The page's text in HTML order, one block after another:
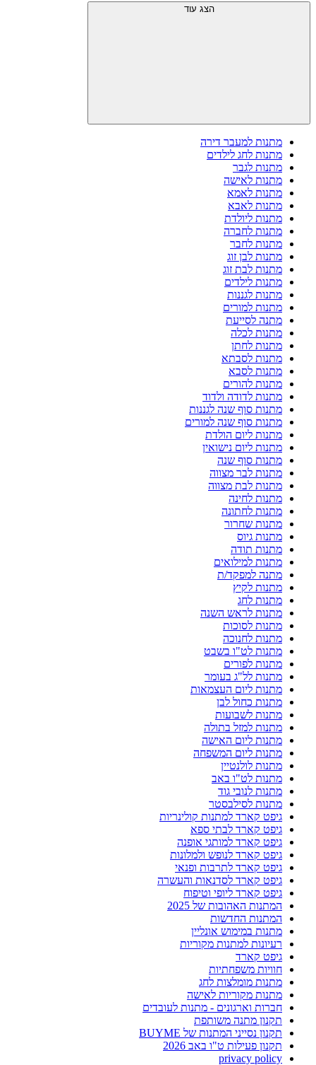
הצג עוד
מתנות למעבר דירה
מתנות לחג לילדים
מתנות לגבר
מתנות לאישה
מתנות לאמא
מתנות לאבא
מתנות ליולדת
מתנות לחברה
מתנות לחבר
מתנות לבן זוג
מתנות לבת זוג
מתנות לילדים
מתנות לגננות
מתנות למורים
מתנה לסייעת
מתנות לכלה
מתנות לחתן
מתנות לסבתא
מתנות לסבא
מתנות להורים
מתנות לדודה ולדוד
מתנות סוף שנה לגננות
מתנות סוף שנה למורים
מתנות ליום הולדת
מתנות ליום נישואין
מתנות סוף שנה
מתנות לבר מצווה
מתנות לבת מצווה
מתנות לחינה
מתנות לחתונה
מתנות שחרור
מתנות גיוס
מתנות תודה
מתנות למילואים
מתנה למפקד/ת
מתנות לקיץ
מתנות לחג
מתנות לראש השנה
מתנות לסוכות
מתנות לחנוכה
מתנות לט"ו בשבט
מתנות לפורים
מתנות לל"ג בעומר
מתנות ליום העצמאות
מתנות כחול לבן
מתנות לשבועות
מתנות למזל בתולה
מתנות ליום האישה
מתנות ליום המשפחה
מתנות לולנטיין
מתנות לט"ו באב
מתנות לנובי גוד
מתנות לסילבסטר
גיפט קארד למתנות קולינריות
גיפט קארד לבתי ספא
גיפט קארד למותגי אופנה
גיפט קארד לנופש ולמלונות
גיפט קארד לתרבות ופנאי
גיפט קארד לסדנאות והעשרה
גיפט קארד ליופי וטיפוח
המתנות האהובות של 2025
המתנות החדשות
מתנות במימוש אונליין
רעיונות למתנות מקוריות
גיפט קארד
חוויות משפחתיות
מתנות מומלצות לחג
מתנות מקוריות לאישה
חברות וארגונים - מתנות לעובדים
תקנון מתנה משותפת
תקנון נסייני המתנות של BUYME
תקנון פעילות ט"ו באב 2026
privacy policy